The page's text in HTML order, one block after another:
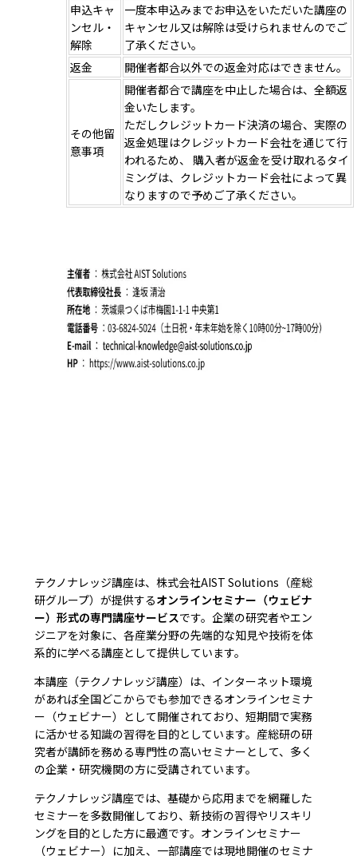
申込キャ
ンセル・
解除
一度本申込みまでお申込をいただいた講座の
キャンセル又は解除は受けられませんのでご
了承ください。
返金
開催者都合以外での返金対応はできません。
その他留
意事項
開催者都合で講座を中止した場合は、全額返
金いたします。
ただしクレジットカード決済の場合、実際の
返金処理はクレジットカード会社を通じて行
われるため、 購入者が返金を受け取れるタイ
ミングは、クレジットカード会社によって異
なりますので予めご了承ください。
テクノナレッジ講座は、株式会社AIST Solutions（産総
研グループ）が提供するオンラインセミナー（ウェビナ
ー）形式の専門講座サービスです。企業の研究者やエン
ジニアを対象に、各産業分野の先端的な知見や技術を体
系的に学べる講座として提供しています。
本講座（テクノナレッジ講座）は、インターネット環境
があれば全国どこからでも参加できるオンラインセミナ
ー（ウェビナー）として開催されており、短期間で実務
に活かせる知識の習得を目的としています。産総研の研
究者が講師を務める専門性の高いセミナーとして、多く
の企業・研究機関の方に受講されています。
テクノナレッジ講座では、基礎から応用までを網羅した
セミナーを多数開催しており、新技術の習得やリスキリ
ングを目的とした方に最適です。オンラインセミナー
（ウェビナー）に加え、一部講座では現地開催のセミナ